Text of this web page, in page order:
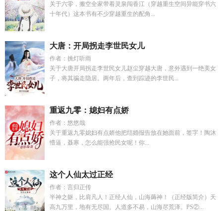
关于六零，搬空全家带着灵泉闯香江（穿越重生空间异能穿书六
十年代）这本书有不少穿越重生的配角...
大唐：开局拐走李世民女儿
作者：挑灯听雨
关于大唐开局拐走李世民女儿赵尘穿越大唐，意外遇到一绝美女
子，将其骗走隐居。两年后，查到踪迹的李世民...
重返九零：媳妇有点娇
作者：悠悠哉
关于重返九零媳妇有点娇他把结婚报告放在她面前，签字！陶沐
懵逼，聂寒，怎么能强抢民女呢！你...
这个人仙太过正经
作者：言归正传
半神之躯，比肩凡人！正经人仙，山海薅神！（正经版简介）天
高九万里，地有无尽国。人道多不易，山海尽荒泽。PS②...